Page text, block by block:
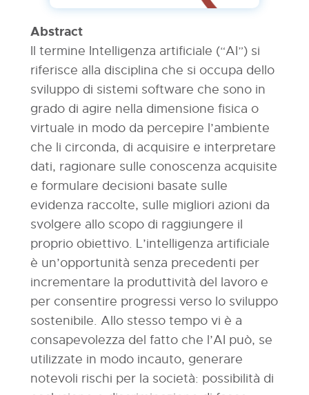
Abstract
Il termine Intelligenza artificiale (“AI”) si
riferisce alla disciplina che si occupa dello
sviluppo di sistemi software che sono in
grado di agire nella dimensione fisica o
virtuale in modo da percepire l’ambiente
che li circonda, di acquisire e interpretare
dati, ragionare sulle conoscenza acquisite
e formulare decisioni basate sulle
evidenza raccolte, sulle migliori azioni da
svolgere allo scopo di raggiungere il
proprio obiettivo. L’intelligenza artificiale
è un’opportunità senza precedenti per
incrementare la produttività del lavoro e
per consentire progressi verso lo sviluppo
sostenibile. Allo stesso tempo vi è a
consapevolezza del fatto che l’AI può, se
utilizzate in modo incauto, generare
notevoli rischi per la società: possibilità di